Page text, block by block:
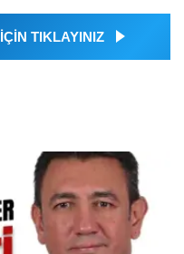
TIKLAYINIZ